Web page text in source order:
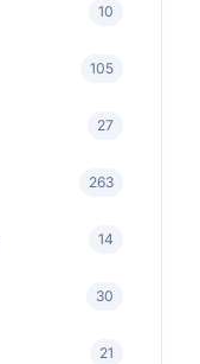
10
105
27
263
14
30
21